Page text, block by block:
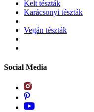
Kelt tészták
Karácsonyi tészták
Vegán tészták
Social Media